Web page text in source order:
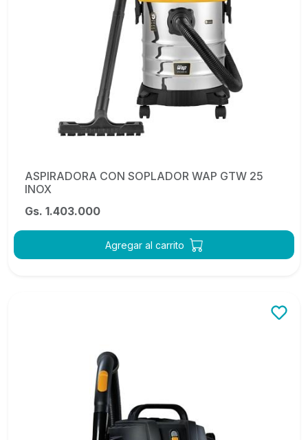
ASPIRADORA CON SOPLADOR WAP GTW 25
INOX
Gs. 1.403.000
Agregar al carrito